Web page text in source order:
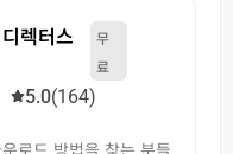
렉터스
무
료
5.0(164)
로드 방법을 찾는 분들